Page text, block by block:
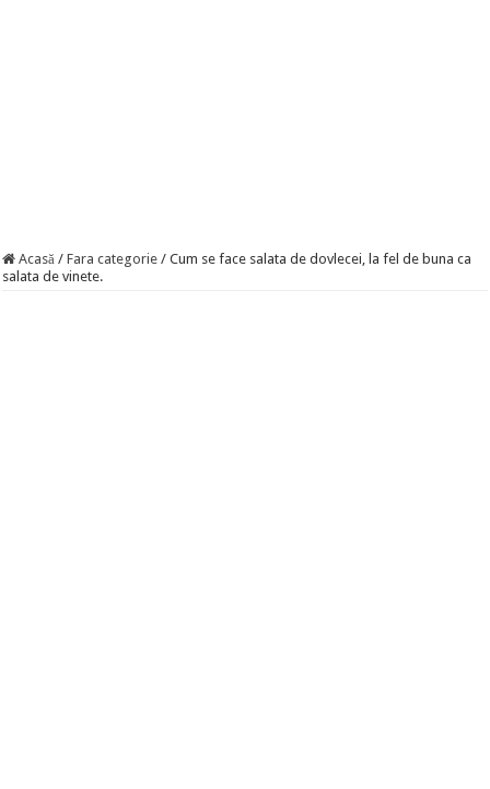
Acasă / Fara categorie / Cum se face salata de dovlecei, la fel de buna ca
salata de vinete.